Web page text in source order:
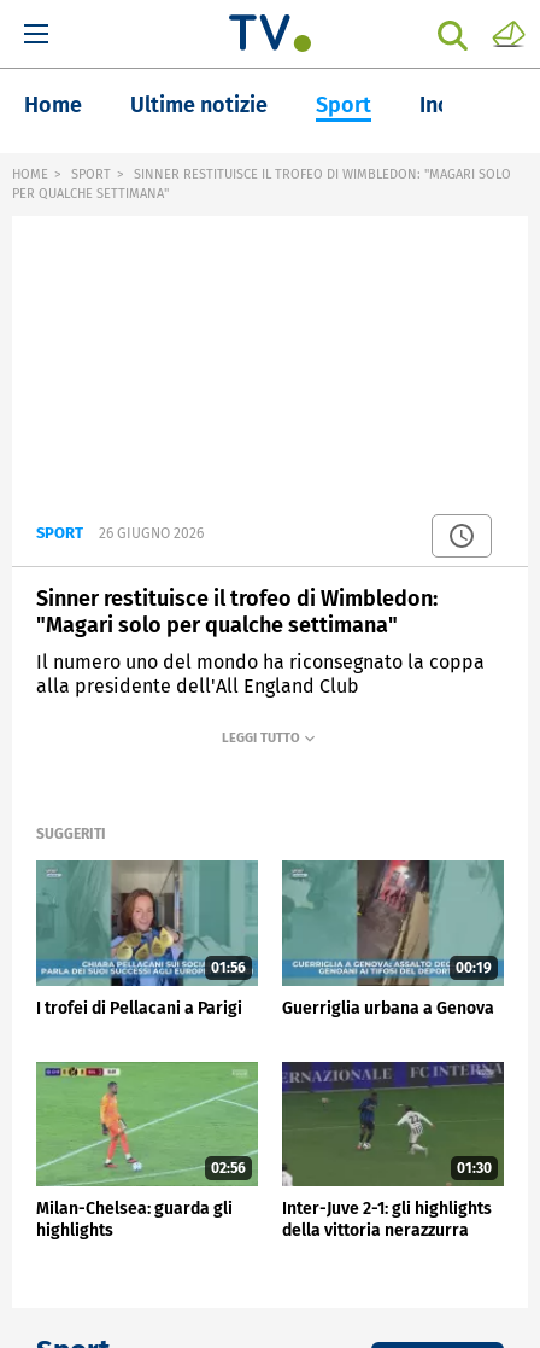
Home Ultime notizie Sport Inchieste
HOME SPORT
SINNER RESTITUISCE IL TROFEO DI WIMBLEDON: "MAGARI SOLO
PER QUALCHE SETTIMANA"
SPORT 26 GIUGNO 2026
Sinner restituisce il trofeo di Wimbledon:
"Magari solo per qualche settimana"
Il numero uno del mondo ha riconsegnato la coppa
alla presidente dell'All England Club
SPORTMEDIASET
SUGGERITI
01:56
I trofei di Pellacani a Parigi
00:19
Guerriglia urbana a Genova
02:56
Milan-Chelsea: guarda gli
highlights
01:30
Inter-Juve 2-1: gli highlights
della vittoria nerazzurra